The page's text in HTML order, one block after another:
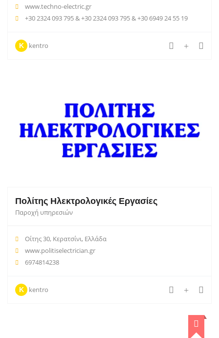
www.techno-electric.gr
+30 2324 093 795 & +30 2324 093 795 & +30 6949 24 55 19
K kentro
Πολίτης Ηλεκτρολογικές Εργασίες
Παροχή υπηρεσιών
Οίτης 30, Κερατσίνι, Ελλάδα
www.politiselectrician.gr
6974814238
K kentro